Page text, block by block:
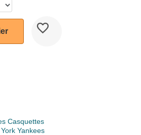
Casquettes
Yankees